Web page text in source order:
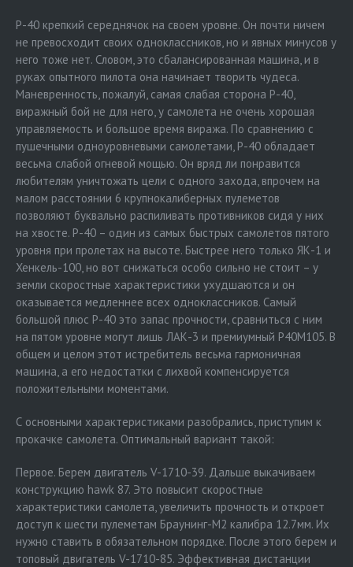
P-40 крепкий середнячок на своем уровне. Он почти ничем
не превосходит своих одноклассников, но и явных минусов у
него тоже нет. Словом, это сбалансированная машина, и в
руках опытного пилота она начинает творить чудеса.
Маневренность, пожалуй, самая слабая сторона P-40,
виражный бой не для него, у самолета не очень хорошая
управляемость и большое время виража. По сравнению с
пушечными одноуровневыми самолетами, P-40 обладает
весьма слабой огневой мощью. Он вряд ли понравится
любителям уничтожать цели с одного захода, впрочем на
малом расстоянии 6 крупнокалиберных пулеметов
позволяют буквально распиливать противников сидя у них
на хвосте. P-40 – один из самых быстрых самолетов пятого
уровня при пролетах на высоте. Быстрее него только ЯК-1 и
Хенкель-100, но вот снижаться особо сильно не стоит – у
земли скоростные характеристики ухудшаются и он
оказывается медленнее всех одноклассников. Самый
большой плюс P-40 это запас прочности, сравниться с ним
на пятом уровне могут лишь ЛАК-3 и премиумный Р40М105. В
общем и целом этот истребитель весьма гармоничная
машина, а его недостатки с лихвой компенсируется
положительными моментами.
С основными характеристиками разобрались, приступим к
прокачке самолета. Оптимальный вариант такой:
Первое. Берем двигатель V-1710-39. Дальше выкачиваем
конструкцию hawk 87. Это повысит скоростные
характеристики самолета, увеличить прочность и откроет
доступ к шести пулеметам Браунинг-М2 калибра 12.7мм. Их
нужно ставить в обязательном порядке. После этого берем и
топовый двигатель V-1710-85. Эффективная дистанции